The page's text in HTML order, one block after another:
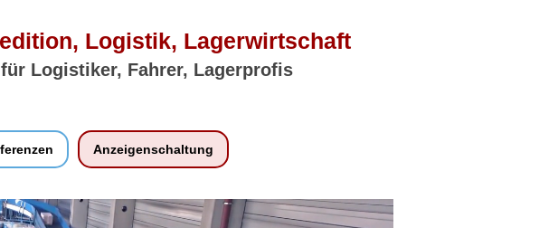
Logistik, Lagerwirtschaft
Logistiker, Fahrer, Lagerprofis
Anzeigenschaltung